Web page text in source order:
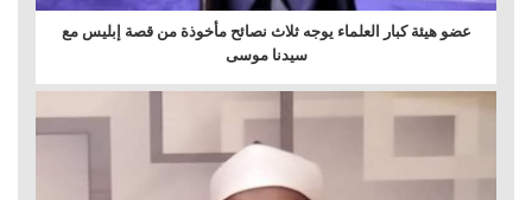
عضو هيئة كبار العلماء يوجه ثلاث نصائح مأخوذة من قصة إبليس مع
سيدنا ‏موسى